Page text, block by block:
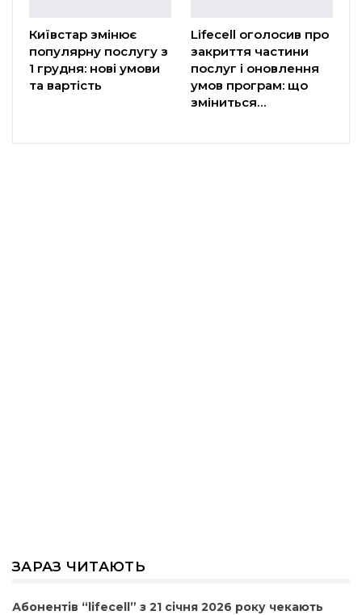
Київстар змінює
популярну послугу з
1 грудня: нові умови
та вартість
Lifecell оголосив про
закриття частини
послуг і оновлення
умов програм: що
зміниться…
ЗАРАЗ ЧИТАЮТЬ
Абонентів “lifecell” з 21 січня 2026 року чекають